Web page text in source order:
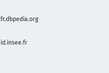
fr.dbpedia.org
id.insee.fr